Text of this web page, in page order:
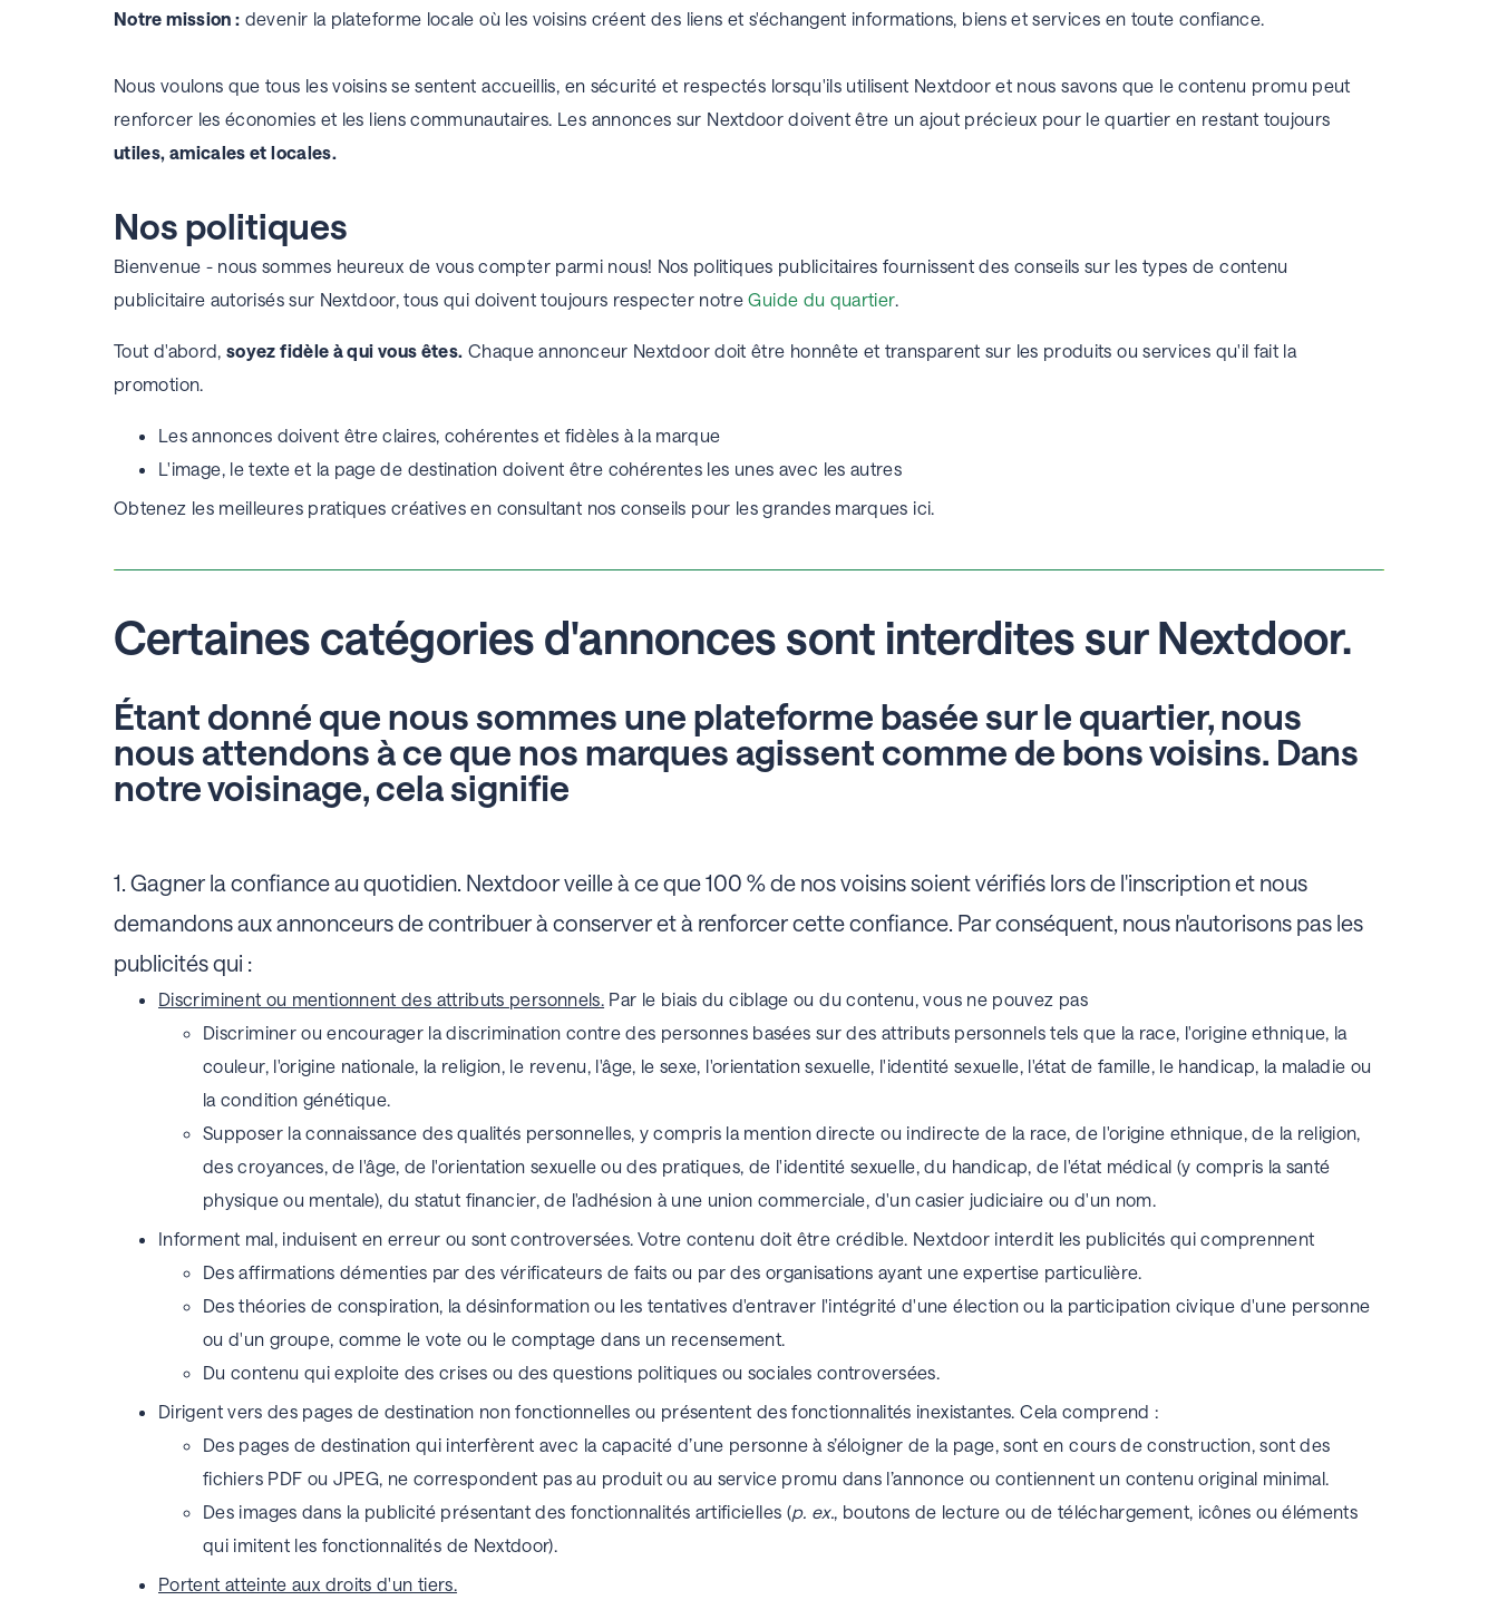
Notre mission : devenir la plateforme locale où les voisins créent des liens et s'échangent informations, biens et services en toute confiance.
Nous voulons que tous les voisins se sentent accueillis, en sécurité et respectés lorsqu'ils utilisent Nextdoor et nous savons que le contenu promu peut
renforcer les économies et les liens communautaires. Les annonces sur Nextdoor doivent être un ajout précieux pour le quartier en restant toujours
utiles, amicales et locales.
Nos politiques
Bienvenue - nous sommes heureux de vous compter parmi nous! Nos politiques publicitaires fournissent des conseils sur les types de contenu
publicitaire autorisés sur Nextdoor, tous qui doivent toujours respecter notreGuide du quartier.
Tout d'abord,soyez fidèle à qui vous êtes. Chaque annonceur Nextdoor doit être honnête et transparent sur les produits ou services qu'il fait la
promotion.
Les annonces doivent être claires, cohérentes et fidèles à la marque
L'image, le texte et la page de destination doivent être cohérentes les unes avec les autres
Obtenez les meilleures pratiques créatives en consultant nos conseils pour les grandes marques ici.
Certaines catégories d'annonces sont interdites sur Nextdoor.
Étant donné que nous sommes une plateforme basée sur le quartier, nous
nous attendons à ce que nos marques agissent comme de bons voisins. Dans
notre voisinage, cela signifie
1. Gagner la confiance au quotidien. Nextdoor veille à ce que 100 % de nos voisins soient vérifiés lors de l'inscription et nous
demandons aux annonceurs de contribuer à conserver et à renforcer cette confiance. Par conséquent, nous n'autorisons pas les
publicités qui :
Discriminent ou mentionnent des attributs personnels. Par le biais du ciblage ou du contenu, vous ne pouvez pas
Discriminer ou encourager la discrimination contre des personnes basées sur des attributs personnels tels que la race, l'origine ethnique, la
couleur, l'origine nationale, la religion, le revenu, l'âge, le sexe, l'orientation sexuelle, l'identité sexuelle, l'état de famille, le handicap, la maladie ou
la condition génétique.
Supposer la connaissance des qualités personnelles, y compris la mention directe ou indirecte de la race, de l'origine ethnique, de la religion,
des croyances, de l'âge, de l'orientation sexuelle ou des pratiques, de l'identité sexuelle, du handicap, de l'état médical (y compris la santé
physique ou mentale), du statut financier, de l'adhésion à une union commerciale, d'un casier judiciaire ou d'un nom.
Informent mal, induisent en erreur ou sont controversées. Votre contenu doit être crédible. Nextdoor interdit les publicités qui comprennent
Des affirmations démenties par des vérificateurs de faits ou par des organisations ayant une expertise particulière.
Des théories de conspiration, la désinformation ou les tentatives d'entraver l'intégrité d'une élection ou la participation civique d'une personne
ou d'un groupe, comme le vote ou le comptage dans un recensement.
Du contenu qui exploite des crises ou des questions politiques ou sociales controversées.
Dirigent vers des pages de destination non fonctionnelles ou présentent des fonctionnalités inexistantes. Cela comprend :
Des pages de destination qui interfèrent avec la capacité d’une personne à s’éloigner de la page, sont en cours de construction, sont des
fichiers PDF ou JPEG, ne correspondent pas au produit ou au service promu dans l’annonce ou contiennent un contenu original minimal.
Des images dans la publicité présentant des fonctionnalités artificielles (p. ex., boutons de lecture ou de téléchargement, icônes ou éléments
qui imitent les fonctionnalités de Nextdoor).
Portent atteinte aux droits d'un tiers.